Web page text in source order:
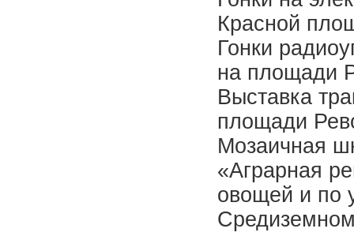
Красной
Гонки
на площади
Выставка
площади
Мозаичная
«Аграрная
овощей и по